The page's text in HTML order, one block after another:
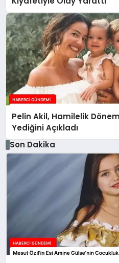
Pelin Akil, Hamilelik
Yediğini Açıkladı
Son Dakika